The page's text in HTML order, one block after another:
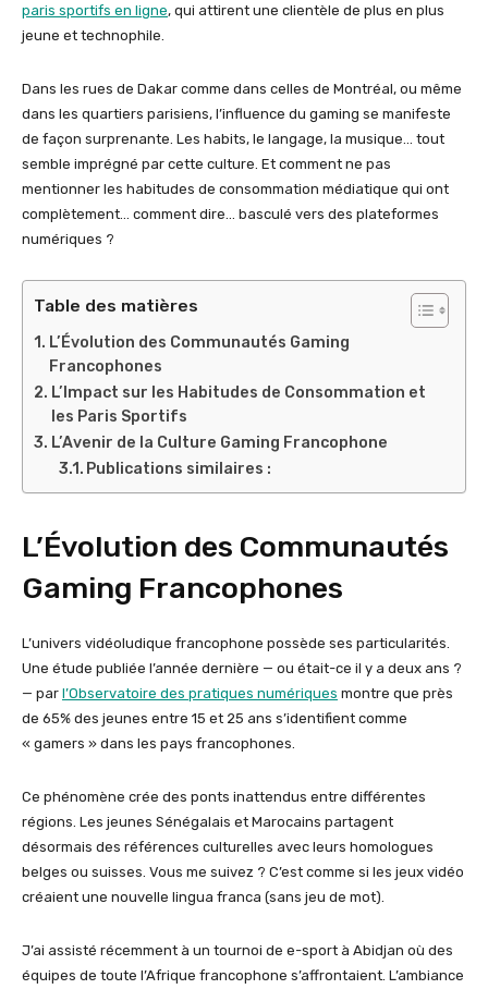
paris sportifs en ligne, qui attirent une clientèle de plus en plus
jeune et technophile.
Dans les rues de Dakar comme dans celles de Montréal, ou même
dans les quartiers parisiens, l’influence du gaming se manifeste
de façon surprenante. Les habits, le langage, la musique… tout
semble imprégné par cette culture. Et comment ne pas
mentionner les habitudes de consommation médiatique qui ont
complètement… comment dire… basculé vers des plateformes
numériques ?
Table des matières
L’Évolution des Communautés Gaming
Francophones
L’Impact sur les Habitudes de Consommation et
les Paris Sportifs
L’Avenir de la Culture Gaming Francophone
Publications similaires :
L’Évolution des Communautés
Gaming Francophones
L’univers vidéoludique francophone possède ses particularités.
Une étude publiée l’année dernière — ou était-ce il y a deux ans ?
— par l’Observatoire des pratiques numériques montre que près
de 65% des jeunes entre 15 et 25 ans s’identifient comme
« gamers » dans les pays francophones.
Ce phénomène crée des ponts inattendus entre différentes
régions. Les jeunes Sénégalais et Marocains partagent
désormais des références culturelles avec leurs homologues
belges ou suisses. Vous me suivez ? C’est comme si les jeux vidéo
créaient une nouvelle lingua franca (sans jeu de mot).
J’ai assisté récemment à un tournoi de e-sport à Abidjan où des
équipes de toute l’Afrique francophone s’affrontaient. L’ambiance